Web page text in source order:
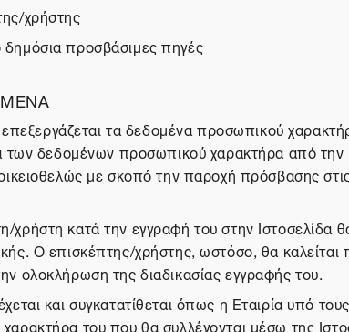
χρήστης
προσβάσιμες πηγές
επεξεργάζεται τα δεδομένα προσωπικού
των δεδομένων προσωπικού χαρακτήρα από την
με σκοπό την παροχή πρόσβασης
κατά την εγγραφή του στην Ιστοσελίδα
Ο επισκέπτης/χρήστης, ωστόσο, θα
ολοκλήρωση της διαδικασίας εγγραφής του.
και συγκατατίθεται όπως η Εταιρία υπό
του που θα συλλέγονται μέσω της